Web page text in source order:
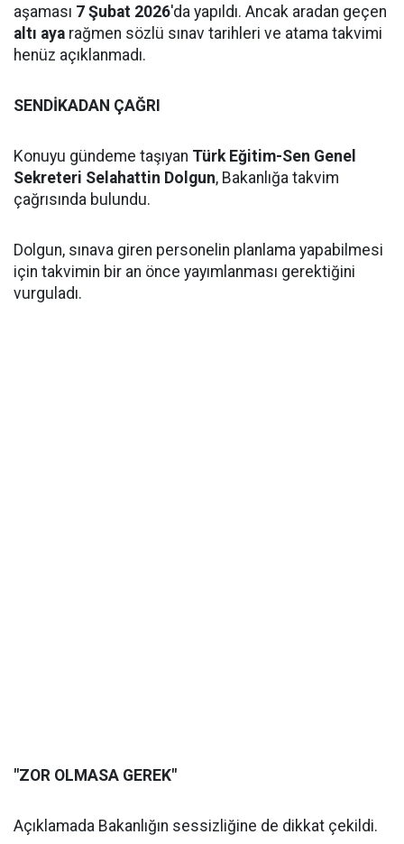
aşaması 7 Şubat 2026'da yapıldı. Ancak aradan geçen
altı aya rağmen sözlü sınav tarihleri ve atama takvimi
henüz açıklanmadı.
SENDİKADAN ÇAĞRI
Konuyu gündeme taşıyan Türk Eğitim-Sen Genel
Sekreteri Selahattin Dolgun, Bakanlığa takvim
çağrısında bulundu.
Dolgun, sınava giren personelin planlama yapabilmesi
için takvimin bir an önce yayımlanması gerektiğini
vurguladı.
"ZOR OLMASA GEREK"
Açıklamada Bakanlığın sessizliğine de dikkat çekildi.